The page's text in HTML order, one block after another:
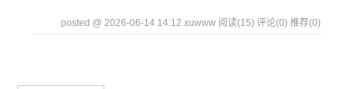
posted @ 2026-06-14 14:12 xuwww 阅读(15) 评论(0) 推荐(0)